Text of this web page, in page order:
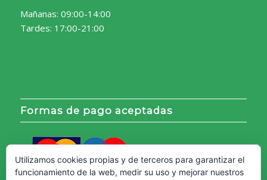
Mañanas: 09:00-14:00
Tardes: 17:00-21:00
Formas de pago aceptadas
Utilizamos cookies propias y de terceros para garantizar el
funcionamiento de la web, medir su uso y mejorar nuestros